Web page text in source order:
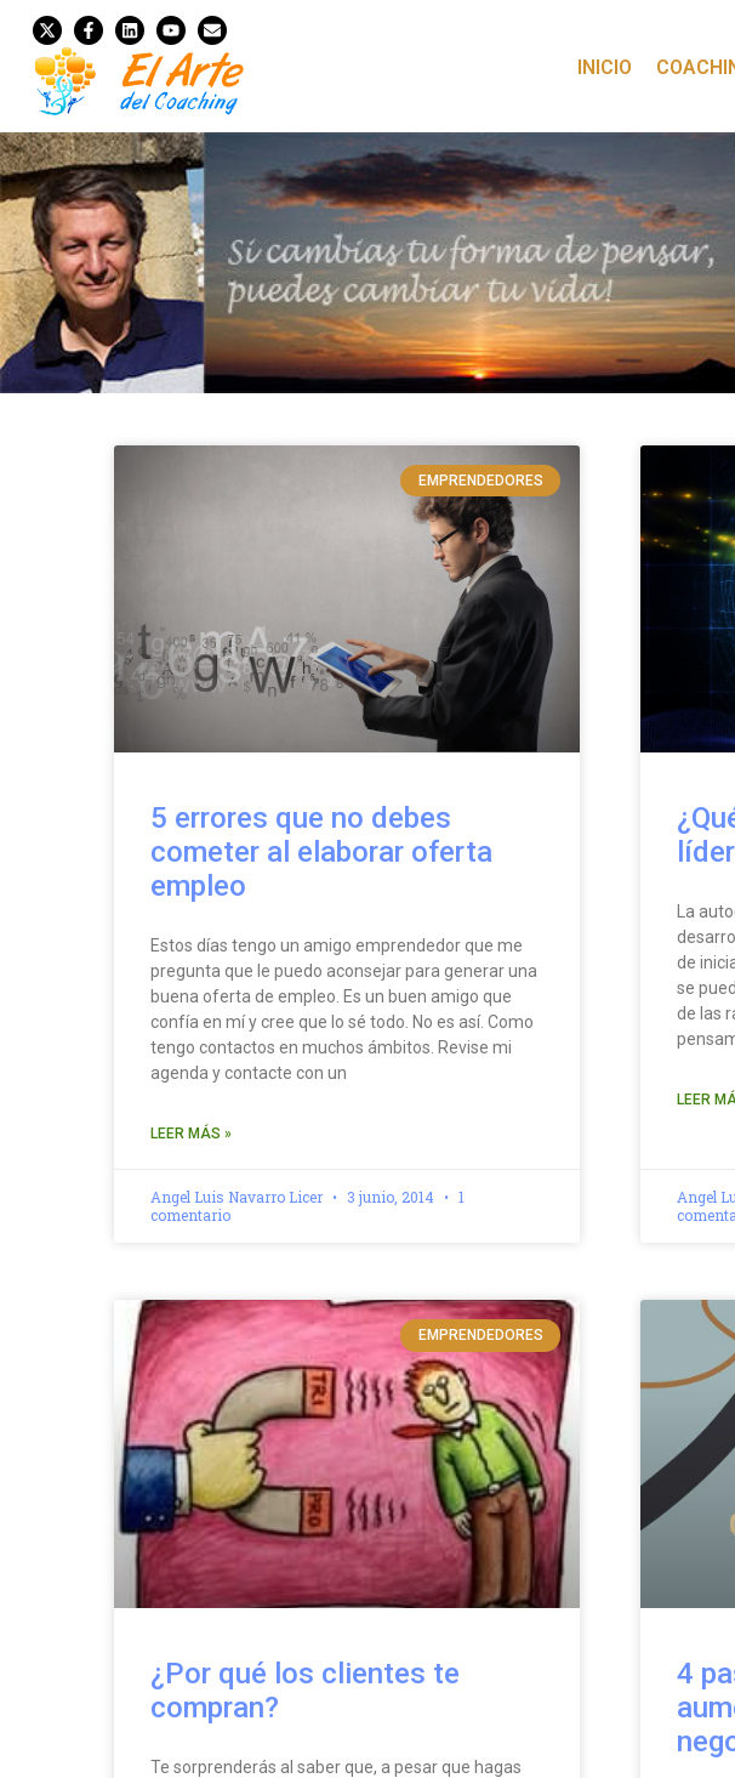
INICIO
EMPRENDEDORES
5 errores que no debes
cometer al elaborar oferta
empleo
Estos días tengo un amigo emprendedor que me
pregunta que le puedo aconsejar para generar una
buena oferta de empleo. Es un buen amigo que
confía en mí y cree que lo sé todo. No es así. Como
tengo contactos en muchos ámbitos. Revise mi
agenda y contacte con un
LEER MÁS »
Angel Luis Navarro Licer 3 junio, 2014
1
comentario
La
de
se
de las
LEER
Angel
EMPRENDEDORES
¿Por qué los clientes te
compran?
Te sorprenderás al saber que, a pesar que hagas
4